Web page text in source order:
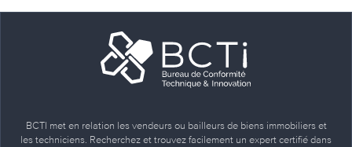
BCTI met en relation les vendeurs ou bailleurs de biens immobiliers et
les techniciens. Recherchez et trouvez facilement un expert certifié dans